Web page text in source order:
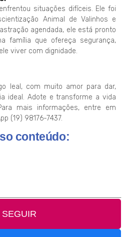
situações difíceis. Ele foi
Animal de Valinhos e
agendada, ele está pronto
família que ofereça segurança,
viver com dignidade.
leal, com muito amor para dar,
ideal. Adote e transforme a vida
mais informações, entre em
(19) 98176-7437.
conteúdo:
SEGUIR